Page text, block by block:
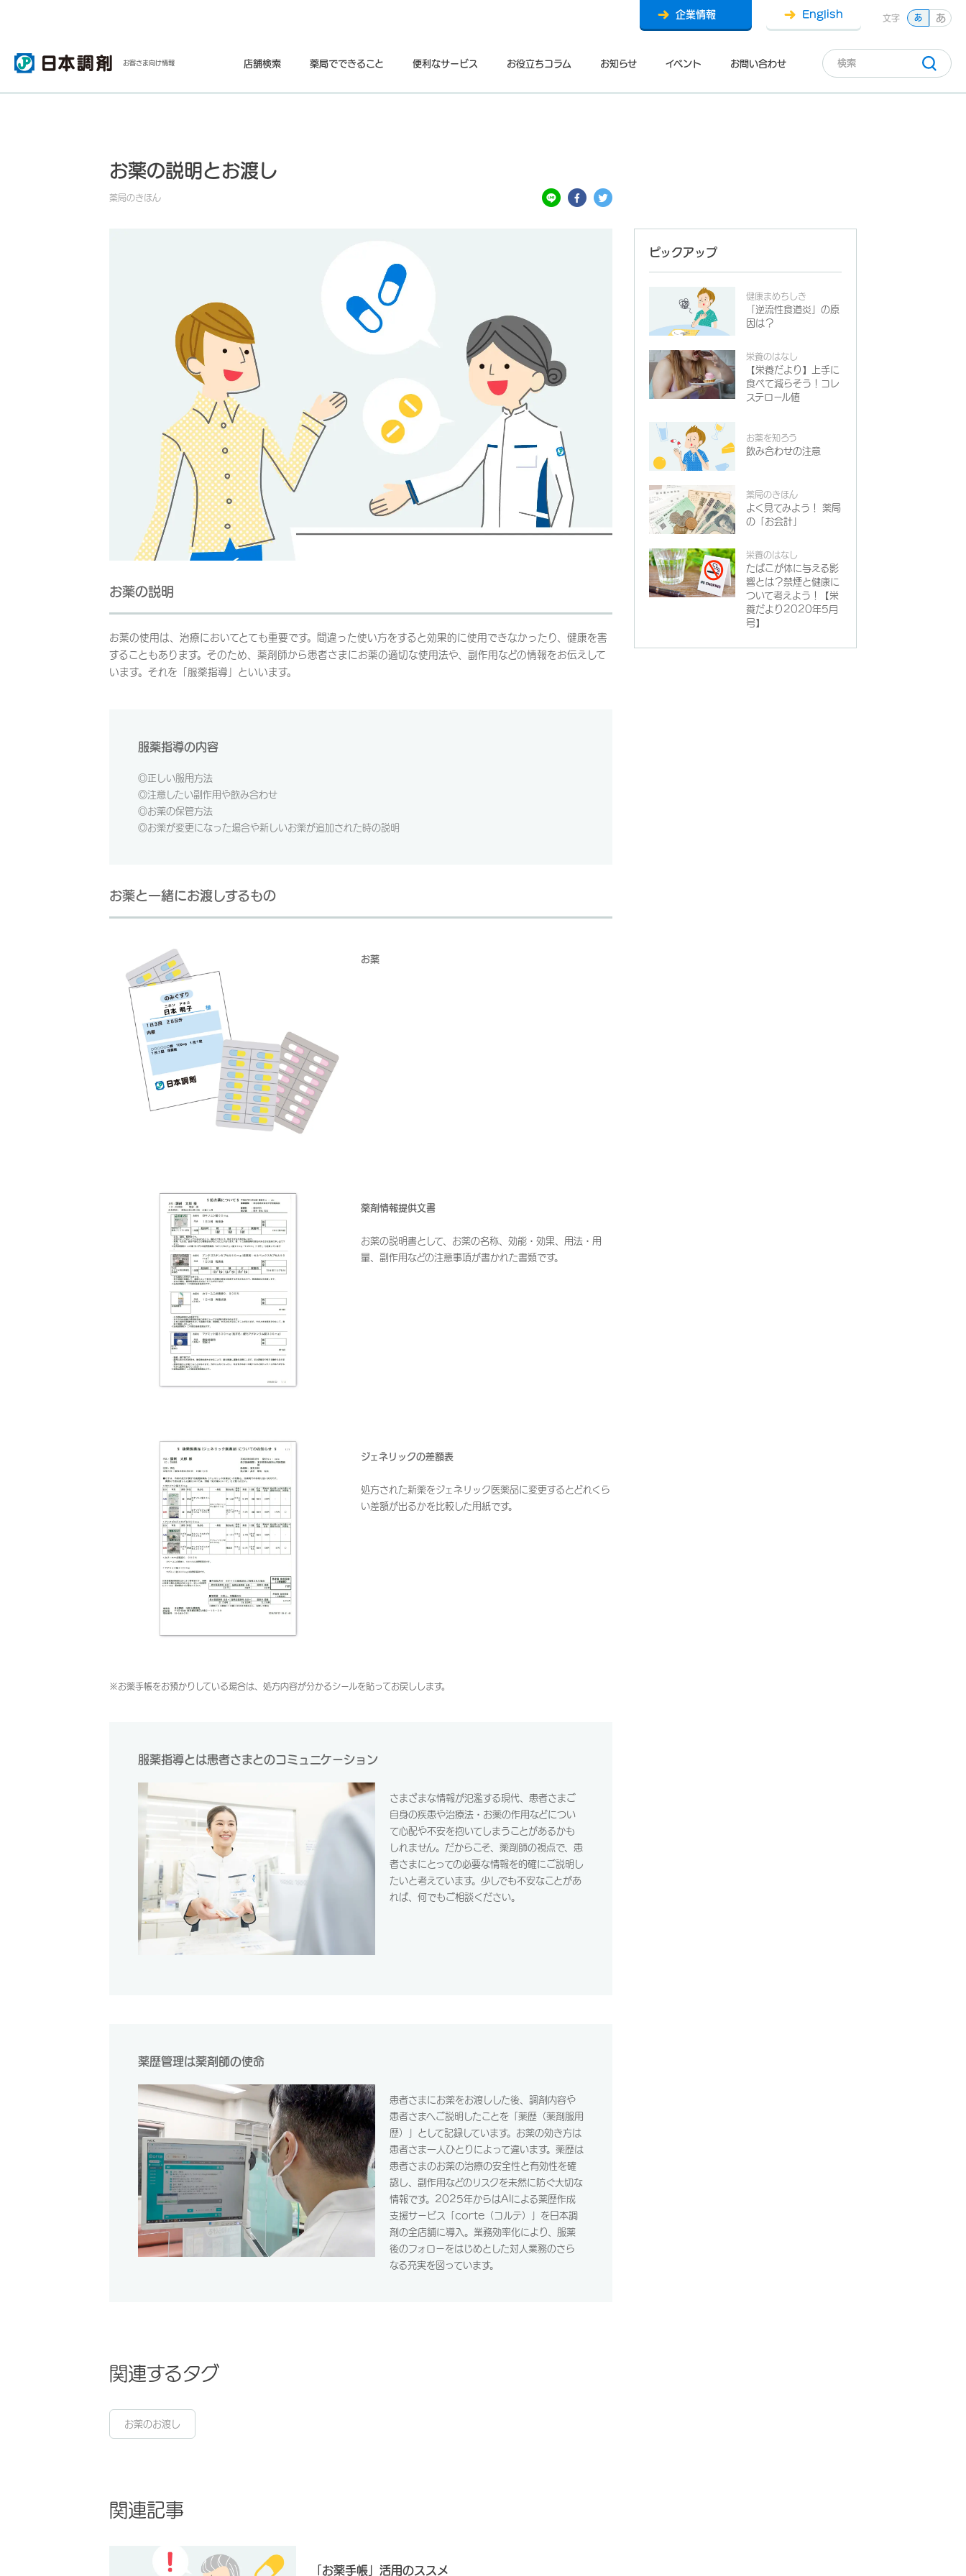
お客さま向け情報 店舗検索 薬局でできること 便利なサービス お役立ちコラム お知らせ イベント お問い合わせ
企業情報 English 文字 あ あ
お薬の説明とお渡し
薬局のきほん
お薬の説明
お薬の使用は、治療においてとても重要です。間違った使い方をすると効果的に使用できなかったり、健康を害
することもあります。そのため、薬剤師から患者さまにお薬の適切な使用法や、副作用などの情報をお伝えして
います。それを「服薬指導」といいます。
服薬指導の内容
◎正しい服用方法
◎注意したい副作用や飲み合わせ
◎お薬の保管方法
◎お薬が変更になった場合や新しいお薬が追加された時の説明
お薬と一緒にお渡しするもの
お薬
薬剤情報提供文書
お薬の説明書として、お薬の名称、効能・効果、用法・用
量、副作用などの注意事項が書かれた書類です。
ジェネリックの差額表
処方された新薬をジェネリック医薬品に変更するとどれくら
い差額が出るかを比較した用紙です。
※お薬手帳をお預かりしている場合は、処方内容が分かるシールを貼ってお戻しします。
服薬指導とは患者さまとのコミュニケーション
さまざまな情報が氾濫する現代、患者さまご
自身の疾患や治療法・お薬の作用などについ
て心配や不安を抱いてしまうことがあるかも
しれません。だからこそ、薬剤師の視点で、患
者さまにとっての必要な情報を的確にご説明し
たいと考えています。少しでも不安なことがあ
れば、何でもご相談ください。
薬歴管理は薬剤師の使命
患者さまにお薬をお渡しした後、調剤内容や
患者さまへご説明したことを「薬歴（薬剤服用
歴）」として記録しています。お薬の効き方は
患者さま一人ひとりによって違います。薬歴は
患者さまのお薬の治療の安全性と有効性を確
認し、副作用などのリスクを未然に防ぐ大切な
情報です。2025年からはAIによる薬歴作成
支援サービス「corte（コルテ）」を日本調
剤の全店舗に導入。業務効率化により、服薬
後のフォローをはじめとした対人業務のさら
なる充実を図っています。
関連するタグ
お薬のお渡し
関連記事
「お薬手帳」活用のススメ
ピックアップ
健康まめちしき
「逆流性食道炎」の原
因は？
栄養のはなし
【栄養だより】上手に
食べて減らそう！コレ
ステロール値
お薬を知ろう
飲み合わせの注意
薬局のきほん
よく見てみよう！ 薬局
の「お会計」
栄養のはなし
たばこが体に与える影
響とは？禁煙と健康に
ついて考えよう！【栄
養だより2020年5月
号】